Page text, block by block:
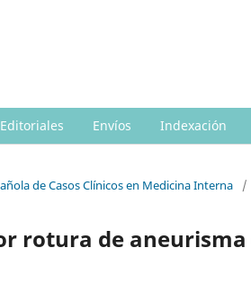
Envíos Indexación
de Casos Clínicos en Medicina Interna /
rotura de